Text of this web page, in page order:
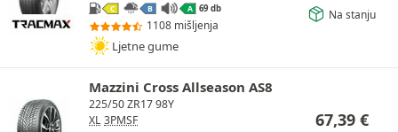
C B A 69 db
1108 mišljenja
Ljetne gume
Na stanju
Mazzini Cross Allseason AS8
225/50 ZR17 98Y
XL 3PMSF 67,39 €